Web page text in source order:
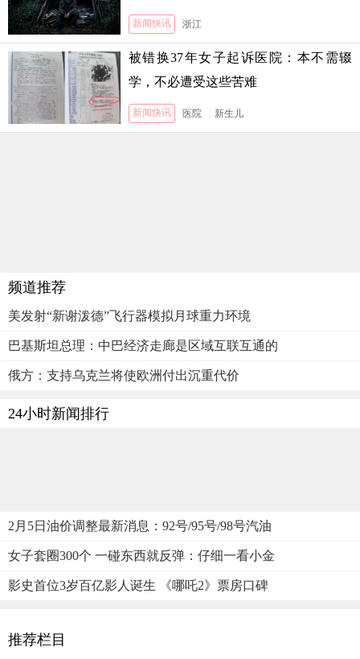
新闻快讯 浙江
被错换37年女子起诉医院：本不需辍
学，不必遭受这些苦难
新闻快讯 医院 新生儿
频道推荐
美发射“新谢泼德”飞行器模拟月球重力环境
巴基斯坦总理：中巴经济走廊是区域互联互通的
俄方：支持乌克兰将使欧洲付出沉重代价
24小时新闻排行
2月5日油价调整最新消息：92号/95号/98号汽油
女子套圈300个 一碰东西就反弹：仔细一看小金
影史首位3岁百亿影人诞生 《哪吒2》票房口碑
推荐栏目